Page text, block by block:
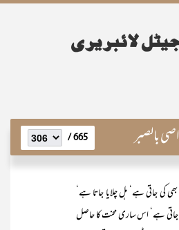
بالصبر 665 /
کی جاتی ہے‘ ہل چلایا جاتا ہے‘
جاتی ہے‘ اس ساری محنت کا حاصل